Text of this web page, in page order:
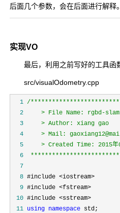
后面几个参数，会在后面进行解释。
实现VO
最后，利用之前写好的工具函
src/visualOdometry.cpp
  1
/*
  2
  3
  4
  5
  6
  7
  8
  9
10
11 using namespace